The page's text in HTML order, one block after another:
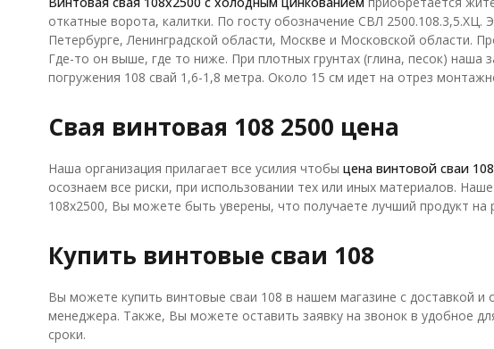
откатные ворота, калитки. По госту обозначение СВЛ
Петербурге, Ленинградской области, Москве и Московской области.
Где-то он выше, где то ниже. При плотных грунтах (глина, песок) наша
погружения 108 свай 1,6-1,8 метра. Около 15 см идет на отрез
Свая винтовая 108 2500 цена
Наша организация прилагает все усилия чтобы цена винтовой сваи 108
осознаем все риски, при использовании тех или иных материалов.
108х2500, Вы можете быть уверены, что получаете лучший продукт
Купить винтовые сваи 108
Вы можете купить винтовые сваи 108 в нашем магазине с доставкой
менеджера. Также, Вы можете оставить заявку на звонок в удобное
сроки.